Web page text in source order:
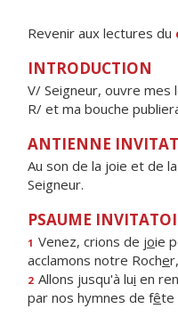
Revenir aux lectures du
INTRODUCTION
V/ Seigneur, ouvre mes
R/ et ma bouche
ANTIENNE
Au son de la joie et de
Seigneur.
PSAUME
1 Venez, crions de joie
acclamons notre Roche
2 Allons jusqu'à lui en
par nos hymnes de fête